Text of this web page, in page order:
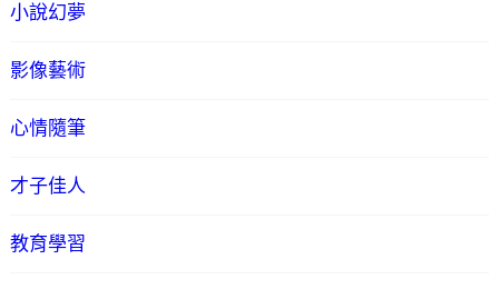
小說幻夢
影像藝術
心情隨筆
才子佳人
教育學習